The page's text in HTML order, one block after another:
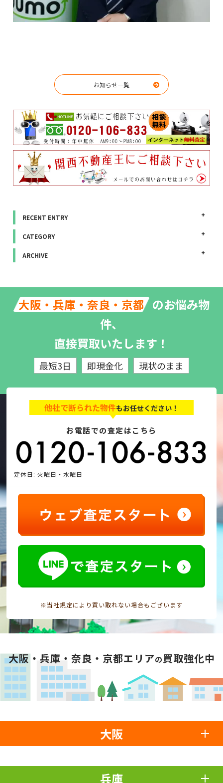
お知らせ一覧
RECENT ENTRY
CATEGORY
ARCHIVE
大阪・兵庫・奈良・京都 のお悩み物
件、
直接買取いたします！
最短3日 即現金化 現状のまま
他社で断られた物件もお任せください！
お電話での査定はこちら
定休日: 火曜日・水曜日
※当社規定により買い取れない場合もございます
大阪・兵庫・奈良・京都エリアの買取強化中
大阪
兵庫